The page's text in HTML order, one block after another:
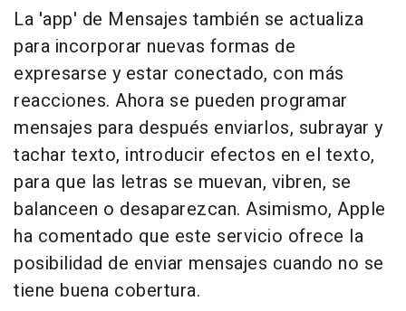
La 'app' de Mensajes también se actualiza
para incorporar nuevas formas de
expresarse y estar conectado, con más
reacciones. Ahora se pueden programar
mensajes para después enviarlos, subrayar y
tachar texto, introducir efectos en el texto,
para que las letras se muevan, vibren, se
balanceen o desaparezcan. Asimismo, Apple
ha comentado que este servicio ofrece la
posibilidad de enviar mensajes cuando no se
tiene buena cobertura.